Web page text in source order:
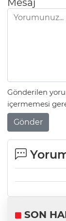
Gönderilen
içermemesi
Gönder
SON